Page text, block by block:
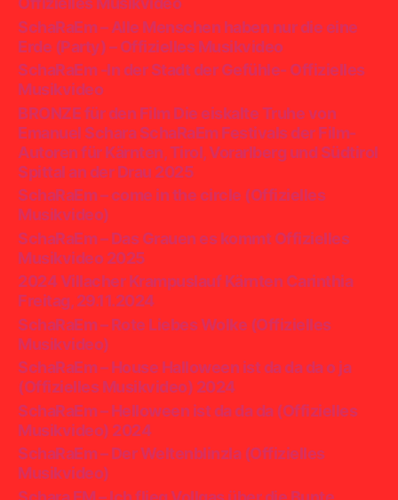
SchaRaEm – Alle Menschen haben nur die eine
Erde (Party) – Offizielles Musikvideo
SchaRaEm -In der Stadt der Gefühle- Offizielles
Musikvideo
BRONZE für den Film Die eiskalte Truhe von
Emanuel Schara SchaRaEm Festivals der Film-
Autoren für Kärnten, Tirol, Vorarlberg und Südtirol
Spittal an der Drau 2025
SchaRaEm – come in the circle (Offizielles
Musikvideo)
SchaRaEm – Das Grauen es kommt Offizielles
Musikvideo 2025
2024 Villacher Krampuslauf Kärnten Carinthia
Freitag, 29.11.2024
SchaRaEm – Rote Liebes Wolke (Offizielles
Musikvideo)
SchaRaEm – House Halloween ist da da da o ja
(Offizielles Musikvideo) 2024
SchaRaEm – Helloween ist da da da (Offizielles
Musikvideo) 2024
SchaRaEm – Der Weltenblinzla (Offizielles
Musikvideo)